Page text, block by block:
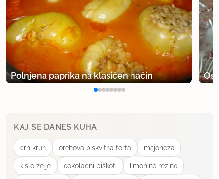
Polnjena paprika na klasičen način
KAJ SE DANES KUHA
ćrn kruh orehova biskvitna torta majoneza
kislo zelje cokoladni piškoti limonine rezine